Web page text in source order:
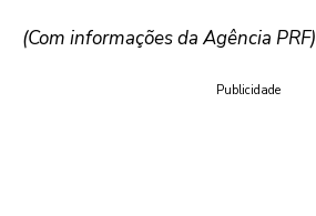
(Com informações da Agência PRF)
Publicidade